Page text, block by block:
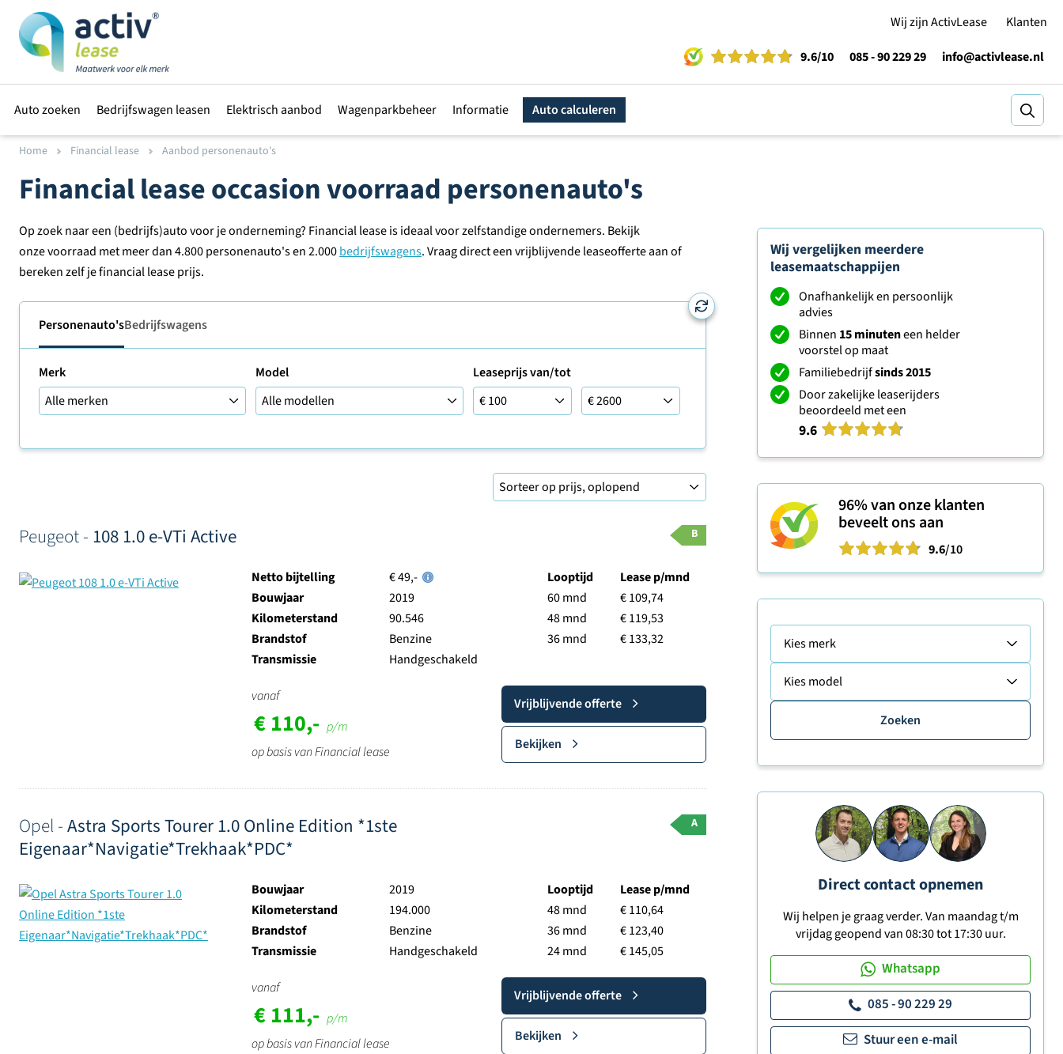
Wij zijn ActivLease
Klanten
9.6/10 085 - 90 229 29 info@activlease.nl
Auto zoeken Bedrijfswagen leasen Elektrisch aanbod Wagenparkbeheer Informatie Auto calculeren
Home Financial lease Aanbod personenauto's
Financial lease occasion voorraad personenauto's
Op zoek naar een (bedrijfs)auto voor je onderneming? Financial lease is ideaal voor zelfstandige ondernemers. Bekijk
onze voorraad met meer dan 4.800 personenauto's en 2.000bedrijfswagens. Vraag direct een vrijblijvende leaseofferte aan of
bereken zelf je financial lease prijs.
Personenauto'sBedrijfswagens
Merk Model
Leaseprijs van/tot
Leaseprijs tot
Peugeot - 108 1.0 e-VTi Active B
Netto bijtelling
€ 49,-
Bouwjaar
2019
Kilometerstand
90.546
Brandstof
Benzine
Transmissie
Handgeschakeld
Looptijd
60 mnd
48 mnd
36 mnd
Lease p/mnd
€ 109,74
€ 119,53
€ 133,32
vanaf
€ 110,- p/m
op basis van Financial lease
Vrijblijvende offerte
Bekijken
Opel -Astra Sports Tourer 1.0 Online Edition *1ste
Eigenaar*Navigatie*Trekhaak*PDC*
A
Bouwjaar
2019
Kilometerstand
194.000
Brandstof
Benzine
Transmissie
Handgeschakeld
Looptijd
48 mnd
36 mnd
24 mnd
Lease p/mnd
€ 110,64
€ 123,40
€ 145,05
vanaf
€ 111,- p/m
op basis van Financial lease
Vrijblijvende offerte
Bekijken
Wij vergelijken meerdere
leasemaatschappijen
Onafhankelijk en persoonlijk
advies
Binnen 15 minuteneen helder
voorstel op maat
Familiebedrijfsinds 2015
Door zakelijke leaserijders
beoordeeld met een
9.6
96%van onze klanten
beveelt ons aan
9.6/10
Kies merk
Kies model
Zoeken
Direct contact opnemen
Wij helpen je graag verder. Van maandag t/m
vrijdag geopend van 08:30 tot 17:30 uur.
Whatsapp
085 - 90 229 29
Stuur een e-mail